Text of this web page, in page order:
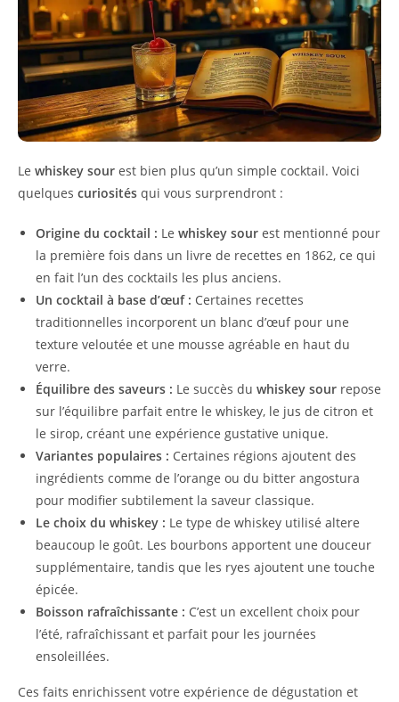
Le whiskey sour est bien plus qu’un simple cocktail. Voici
quelques curiosités qui vous surprendront :
Origine du cocktail : Le whiskey sour est mentionné pour
la première fois dans un livre de recettes en 1862, ce qui
en fait l’un des cocktails les plus anciens.
Un cocktail à base d’œuf : Certaines recettes
traditionnelles incorporent un blanc d’œuf pour une
texture veloutée et une mousse agréable en haut du
verre.
Équilibre des saveurs : Le succès du whiskey sour repose
sur l’équilibre parfait entre le whiskey, le jus de citron et
le sirop, créant une expérience gustative unique.
Variantes populaires : Certaines régions ajoutent des
ingrédients comme de l’orange ou du bitter angostura
pour modifier subtilement la saveur classique.
Le choix du whiskey : Le type de whiskey utilisé altere
beaucoup le goût. Les bourbons apportent une douceur
supplémentaire, tandis que les ryes ajoutent une touche
épicée.
Boisson rafraîchissante : C’est un excellent choix pour
l’été, rafraîchissant et parfait pour les journées
ensoleillées.
Ces faits enrichissent votre expérience de dégustation et